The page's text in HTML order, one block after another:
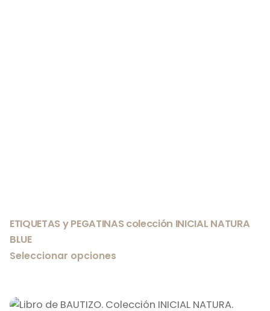
ETIQUETAS y PEGATINAS colección INICIAL NATURA
BLUE
Seleccionar opciones